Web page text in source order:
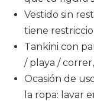
Vestido sin
tiene
Tankini con
/ playa /
Ocasión de
la ropa: lavar